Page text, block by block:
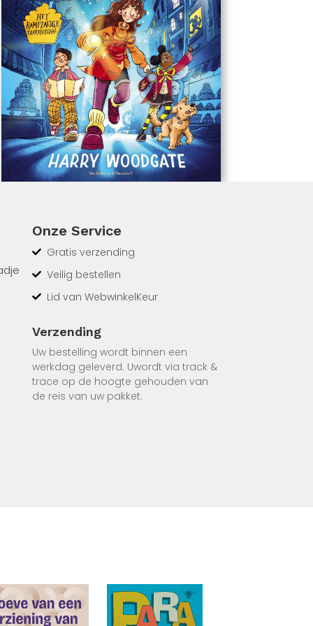
Onze Service
Gratis verzending
Veilig bestellen
Lid van WebwinkelKeur
Verzending
Uw bestelling wordt binnen een
werkdag geleverd. Uwordt via track &
trace op de hoogte gehouden van
de reis van uw pakket.